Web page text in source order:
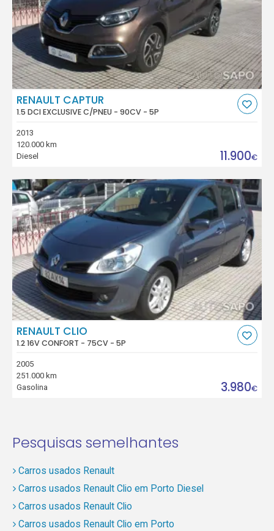
RENAULT CAPTUR
1.5 DCI EXCLUSIVE C/PNEU - 90CV - 5P
2013
120.000 km
Diesel
11.900€
RENAULT CLIO
1.2 16V CONFORT - 75CV - 5P
2005
251.000 km
Gasolina
3.980€
Pesquisas semelhantes
Carros usados Renault
Carros usados Renault Clio em Porto Diesel
Carros usados Renault Clio
Carros usados Renault Clio em Porto